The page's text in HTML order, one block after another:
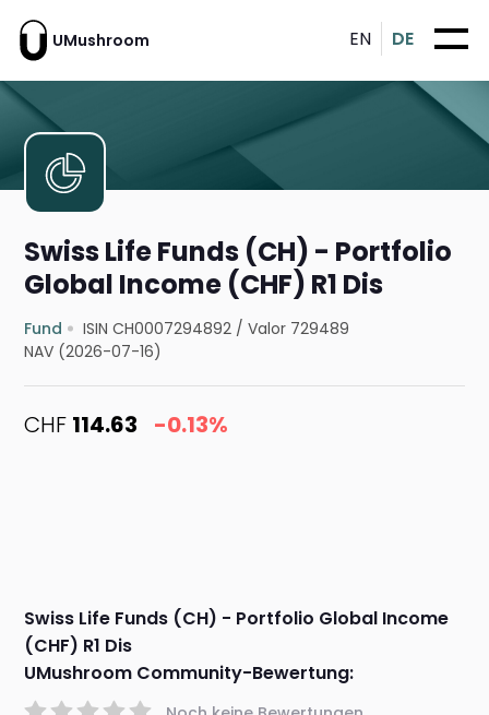
UMushroom EN DE
Swiss Life Funds (CH) - Portfolio
Global Income (CHF) R1 Dis
Fund ISIN CH0007294892 /Valor 729489
NAV (2026-07-16)
CHF 114.63 -0.13%
Swiss Life Funds (CH) - Portfolio Global Income
(CHF) R1 Dis
UMushroom Community-Bewertung: